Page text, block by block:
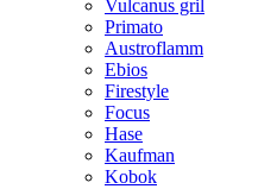
Vulcanus gril
Primato
Austroflamm
Ebios
Firestyle
Focus
Hase
Kaufman
Kobok